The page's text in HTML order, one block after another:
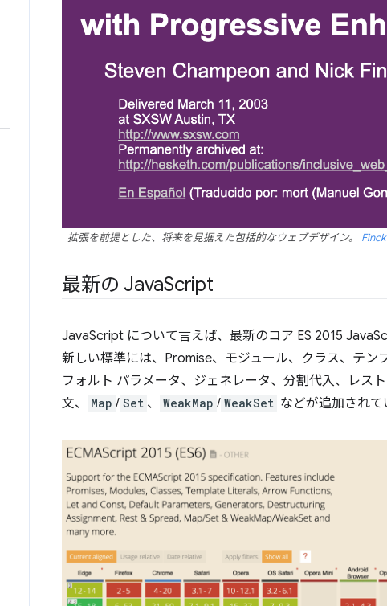
拡張を前提とした、将来を見据えた包括的なウェブデザイン。
最新の JavaScript
JavaScript について言えば、最新のコア ES 2015
新しい標準には、Promise、モジュール、クラス、テン
フォルト パラメータ、ジェネレータ、分割代入、レス
文、
Map / Set 、 WeakMap / WeakSet などが追加されて